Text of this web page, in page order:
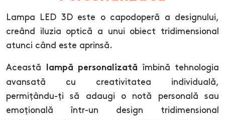
Lampa LED 3D este o capodoperă a designului,
creând iluzia optică a unui obiect tridimensional
atunci când este aprinsă.
Această lampă personalizată îmbină tehnologia
avansată cu creativitatea individuală,
permițându-ți să adaugi o notă personală sau
emoțională într-un design tridimensional